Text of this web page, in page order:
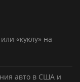
«куклу» на
авто в США и